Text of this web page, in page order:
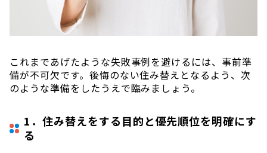
これまであげたような失敗事例を避けるには、事前準
備が不可欠です。後悔のない住み替えとなるよう、次
のような準備をしたうえで臨みましょう。
1．住み替えをする目的と優先順位を明確にす
る